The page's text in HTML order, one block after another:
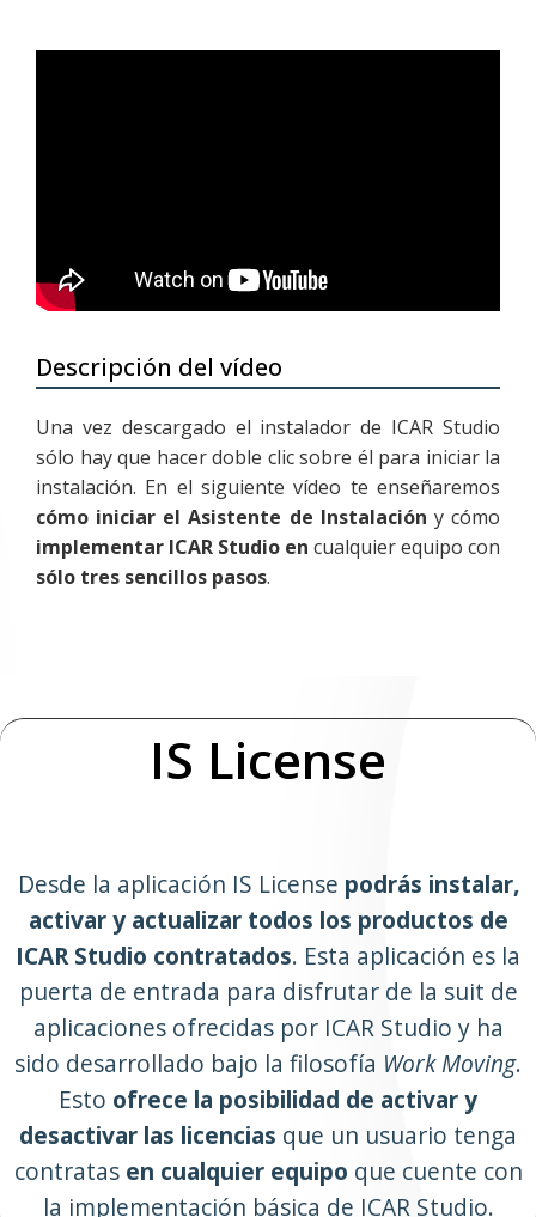
Descripción del vídeo
Una vez descargado el instalador de ICAR Studio
sólo hay que hacer doble clic sobre él para iniciar la
instalación. En el siguiente vídeo te enseñaremos
cómo iniciar el Asistente de Instalación y cómo
implementar ICAR Studio en cualquier equipo con
sólo tres sencillos pasos.
IS License
Desde la aplicación IS License podrás instalar,
activar y actualizar todos los productos de
ICAR Studio contratados. Esta aplicación es la
puerta de entrada para disfrutar de la suit de
aplicaciones ofrecidas por ICAR Studio y ha
sido desarrollado bajo la filosofía Work Moving.
Esto ofrece la posibilidad de activar y
desactivar las licencias que un usuario tenga
contratas en cualquier equipo que cuente con
la implementación básica de ICAR Studio.